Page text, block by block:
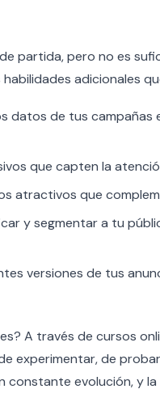
partida, pero no es
adicionales
datos de tus campañas
que capten la
atractivos que
y segmentar a tu
versiones de tus
A través de cursos
experimentar, de
constante evolución, y